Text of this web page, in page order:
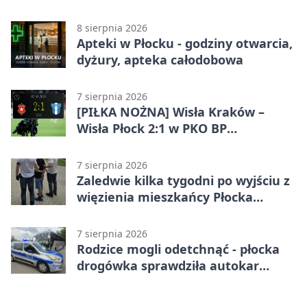
8 sierpnia 2026
Apteki w Płocku - godziny otwarcia,
dyżury, apteka całodobowa
7 sierpnia 2026
[PIŁKA NOŻNA] Wisła Kraków –
Wisła Płock 2:1 w PKO BP
rozstrzygnęli mecz przed przerwą
7 sierpnia 2026
Zaledwie kilka tygodni po wyjściu z
więzienia mieszkańcy Płocka
7 sierpnia 2026
Rodzice mogli odetchnąć - płocka
drogówka sprawdziła autokar